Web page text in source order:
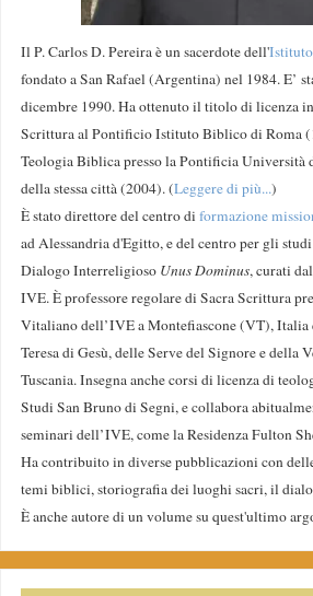
Il P. Carlos D. Pereira è un sacerdote dell'
fondato a San Rafael (Argentina) nel 1984. E’
dicembre 1990. Ha ottenuto il titolo di licenza
Scrittura al Pontificio Istituto Biblico di Roma
Teologia Biblica presso la Pontificia Università
della stessa città (2004). (Leggere di più...)
È stato direttore del centro di formazione
ad Alessandria d'Egitto, e del centro per gli
Dialogo Interreligioso Unus Dominus, curati
IVE. È professore regolare di Sacra Scrittura
Vitaliano dell’IVE a Montefiascone (VT), Italia
Teresa di Gesù, delle Serve del Signore e della
Tuscania. Insegna anche corsi di licenza di
Studi San Bruno di Segni, e collabora
seminari dell’IVE, come la Residenza Fulton
Ha contribuito in diverse pubblicazioni con
temi biblici, storiografia dei luoghi sacri, il
È anche autore di un volume su quest'ultimo